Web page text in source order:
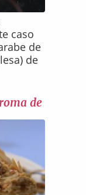
caso
de
de
de